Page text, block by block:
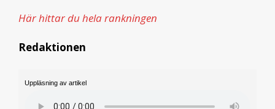
Här hittar du hela rankningen
Redaktionen
Uppläsning av artikel